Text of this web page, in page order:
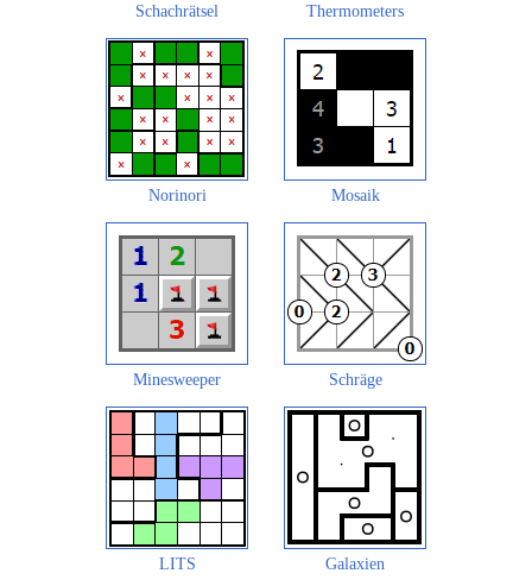
Schachrätsel Thermometers
Norinori Mosaik
Minesweeper Schräge
LITS Galaxien